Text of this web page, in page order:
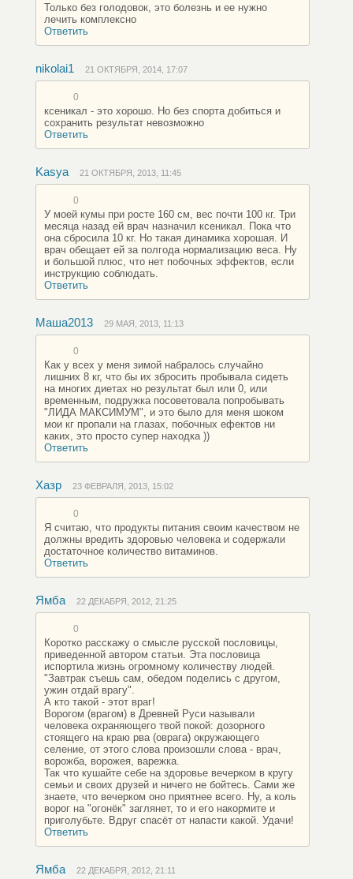
Только без голодовок, это болезнь и ее нужно
лечить комплексно
Ответить
nikolai1 21 ОКТЯБРЯ, 2014, 17:07
0
ксеникал - это хорошо. Но без спорта добиться и
сохранить результат невозможно
Ответить
Kasya 21 ОКТЯБРЯ, 2013, 11:45
0
У моей кумы при росте 160 см, вес почти 100 кг. Три
месяца назад ей врач назначил ксеникал. Пока что
она сбросила 10 кг. Но такая динамика хорошая. И
врач обещает ей за полгода нормализацию веса. Ну
и большой плюс, что нет побочных эффектов, если
инструкцию соблюдать.
Ответить
Маша2013 29 МАЯ, 2013, 11:13
0
Как у всех у меня зимой набралось случайно
лишних 8 кг, что бы их збросить пробывала сидеть
на многих диетах но результат был или 0, или
временным, подружка посоветовала попробывать
"ЛИДА МАКСИМУМ", и это было для меня шоком
мои кг пропали на глазах, побочных ефектов ни
каких, это просто супер находка ))
Ответить
Хазр 23 ФЕВРАЛЯ, 2013, 15:02
0
Я считаю, что продукты питания своим качеством не
должны вредить здоровью человека и содержали
достаточное количество витаминов.
Ответить
Ямба 22 ДЕКАБРЯ, 2012, 21:25
0
Коротко расскажу о смысле русской пословицы,
приведенной автором статьи. Эта пословица
испортила жизнь огромному количеству людей.
"Завтрак съешь сам, обедом поделись с другом,
ужин отдай врагу".
А кто такой - этот враг!
Ворогом (врагом) в Древней Руси называли
человека охраняющего твой покой: дозорного
стоящего на краю рва (оврага) окружающего
селение, от этого слова произошли слова - врач,
ворожба, ворожея, варежка.
Так что кушайте себе на здоровье вечерком в кругу
семьи и своих друзей и ничего не бойтесь. Сами же
знаете, что вечерком оно приятнее всего. Ну, а коль
ворог на "огонёк" заглянет, то и его накормите и
приголубьте. Вдруг спасёт от напасти какой. Удачи!
Ответить
Ямба 22 ДЕКАБРЯ, 2012, 21:11